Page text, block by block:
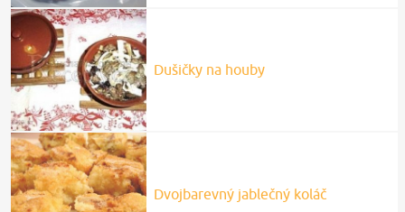
Dušičky na houby
Dvojbarevný jablečný koláč